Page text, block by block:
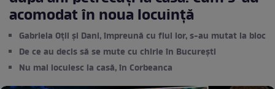
acomodat în noua locuință
Gabriela Oțil și Dani, împreună cu fiul lor, s-au mutat la bloc
De ce au decis să se mute cu chirie în București
Nu mai locuiesc la casă, în Corbeanca